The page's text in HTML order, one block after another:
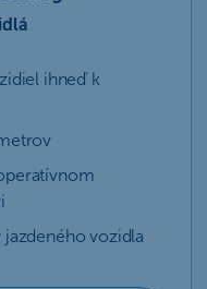
ihneď k
vozidla